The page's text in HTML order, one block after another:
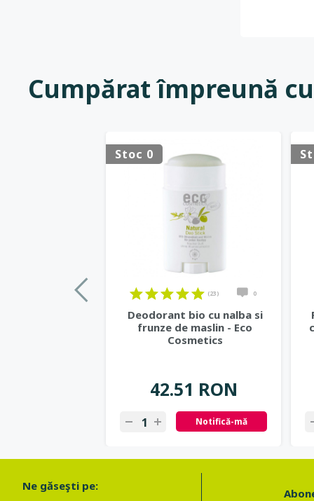
Cumpărat împreună
Stoc 0
(23) 0
Deodorant bio cu nalba si
frunze de maslin - Eco
Cosmetics
42.51 RON
Notifică-mă
Ne găseşti pe: